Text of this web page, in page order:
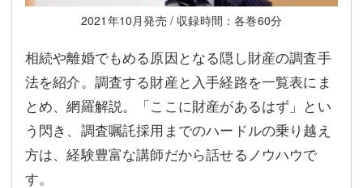
2021年10月発売 / 収録時間：各巻60分
相続や離婚でもめる原因となる隠し財産の調査手
法を紹介。調査する財産と入手経路を一覧表にま
とめ、網羅解説。「ここに財産があるはず」とい
う閃き、調査嘱託採用までのハードルの乗り越え
方は、経験豊富な講師だから話せるノウハウで
す。